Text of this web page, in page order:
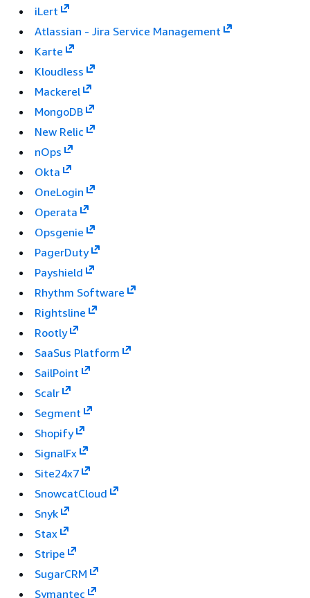
iLert
Atlassian - Jira Service Management
Karte
Kloudless
Mackerel
MongoDB
New Relic
nOps
Okta
OneLogin
Operata
Opsgenie
PagerDuty
Payshield
Rhythm Software
Rightsline
Rootly
SaaSus Platform
SailPoint
Scalr
Segment
Shopify
SignalFx
Site24x7
SnowcatCloud
Snyk
Stax
Stripe
SugarCRM
Symantec